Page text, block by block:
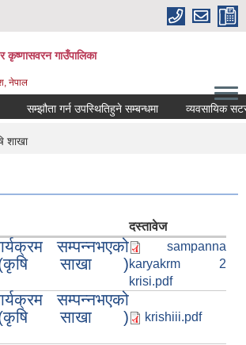
कृष्णासवरन गाउँपालिका
नेपाल
सम्झौता गर्न उपस्थितिहुने सम्बन्धमा व्यवसायिक
शाखा
दस्तावेज
सम्पन्नभएको
(कृषि साखा )
sampanna
karyakrm 2
krisi.pdf
सम्पन्नभएको
(कृषि साखा )
krishiii.pdf